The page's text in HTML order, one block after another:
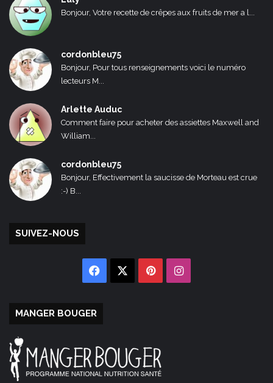
Bonjour, Votre recette de crêpes aux fruits de mer a l...
cordonbleu75
Bonjour, Pour tous renseignements voici le numéro
lecteurs M...
Arlette Auduc
Comment faire pour acheter des assiettes Maxwell and
William...
cordonbleu75
Bonjour, Effectivement la saucisse de Morteau est crue
:-) B...
SUIVEZ-NOUS
Facebook PinterestInstagram
MANGER BOUGER